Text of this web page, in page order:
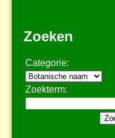
Zoeken
Categorie:
Zoekterm: